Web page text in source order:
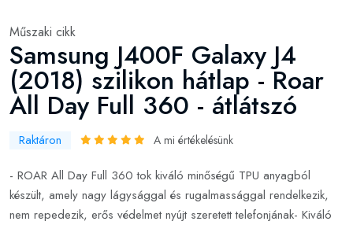
Műszaki cikk
Samsung J400F Galaxy J4
(2018) szilikon hátlap - Roar
All Day Full 360 - átlátszó
Raktáron A mi értékelésünk
- ROAR All Day Full 360 tok kiváló minőségű TPU anyagból
készült, amely nagy lágysággal és rugalmassággal rendelkezik,
nem repedezik, erős védelmet nyújt szeretett telefonjának- Kiváló